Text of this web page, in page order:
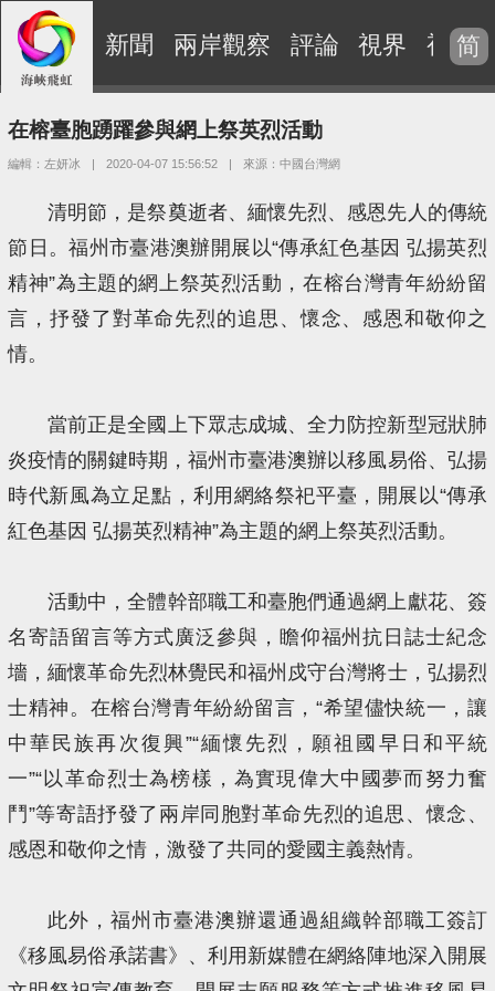
新聞 兩岸觀察 評論 視界 視頻
简
在榕臺胞踴躍參與網上祭英烈活動
編輯：左妍冰 | 2020-04-07 15:56:52 | 來源：中國台灣網
清明節，是祭奠逝者、緬懷先烈、感恩先人的傳統
節日。福州市臺港澳辦開展以“傳承紅色基因 弘揚英烈
精神”為主題的網上祭英烈活動，在榕台灣青年紛紛留
言，抒發了對革命先烈的追思、懷念、感恩和敬仰之
情。
當前正是全國上下眾志成城、全力防控新型冠狀肺
炎疫情的關鍵時期，福州市臺港澳辦以移風易俗、弘揚
時代新風為立足點，利用網絡祭祀平臺，開展以“傳承
紅色基因 弘揚英烈精神”為主題的網上祭英烈活動。
活動中，全體幹部職工和臺胞們通過網上獻花、簽
名寄語留言等方式廣泛參與，瞻仰福州抗日誌士紀念
墻，緬懷革命先烈林覺民和福州戍守台灣將士，弘揚烈
士精神。在榕台灣青年紛紛留言，“希望儘快統一，讓
中華民族再次復興”“緬懷先烈，願祖國早日和平統
一”“以革命烈士為榜樣，為實現偉大中國夢而努力奮
鬥”等寄語抒發了兩岸同胞對革命先烈的追思、懷念、
感恩和敬仰之情，激發了共同的愛國主義熱情。
此外，福州市臺港澳辦還通過組織幹部職工簽訂
《移風易俗承諾書》、利用新媒體在網絡陣地深入開展